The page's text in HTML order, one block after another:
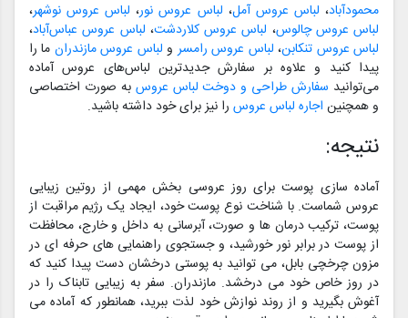
محمودآباد، لباس عروس آمل، لباس عروس نور، لباس عروس نوشهر،
لباس عروس چالوس، لباس عروس کلاردشت، لباس عروس عباس‌آباد،
لباس عروس تنکابن، لباس عروس رامسر و لباس عروس مازندران ما را
پیدا کنید و علاوه بر سفارش جدیدترین لباس‌های عروس آماده
می‌توانید سفارش طراحی و دوخت لباس عروس به صورت اختصاصی
و همچنین اجاره لباس عروس را نیز برای خود داشته باشید.
نتیجه:
آماده سازی پوست برای روز عروسی بخش مهمی از روتین زیبایی
عروس شماست. با شناخت نوع پوست خود، ایجاد یک رژیم مراقبت از
پوست، ترکیب درمان ها و صورت، آبرسانی به داخل و خارج، محافظت
از پوست در برابر نور خورشید، و جستجوی راهنمایی های حرفه ای در
مزون چرخچی بابل، می توانید به پوستی درخشان دست پیدا کنید که
در روز خاص خود می درخشد. مازندران. سفر به زیبایی تابناک را در
آغوش بگیرید و از روند نوازش خود لذت ببرید، همانطور که آماده می